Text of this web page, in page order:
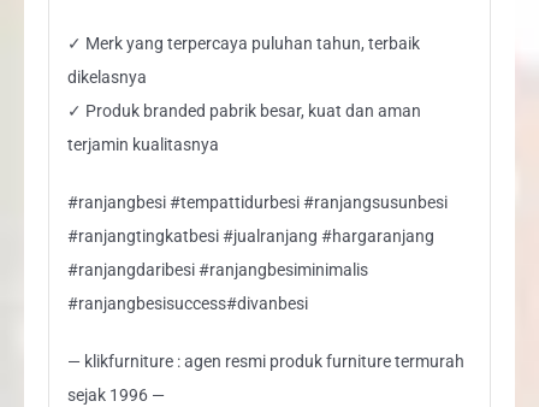
✓ Merk yang terpercaya puluhan tahun, terbaik
dikelasnya
✓ Produk branded pabrik besar, kuat dan aman
terjamin kualitasnya
#ranjangbesi #tempattidurbesi #ranjangsusunbesi
#ranjangtingkatbesi #jualranjang #hargaranjang
#ranjangdaribesi #ranjangbesiminimalis
#ranjangbesisuccess#divanbesi
— klikfurniture : agen resmi produk furniture termurah
sejak 1996 —